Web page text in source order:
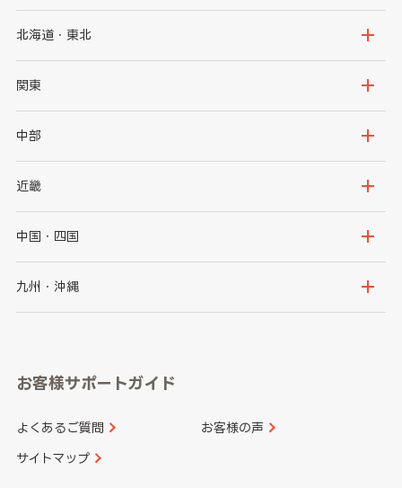
北海道・東北
北海道
岩手県
秋田県
関東
茨城県
群馬県
千葉県
中部
新潟県
石川県
山梨県
愛知県
近畿
大阪府
京都府
和歌山県
中国・四国
鳥取県
山口県
香川県 愛媛県
九州・沖縄
長崎県
大分県 宮崎県
お客様サポートガイド
よくあるご質問 お客様の声
サイトマップ